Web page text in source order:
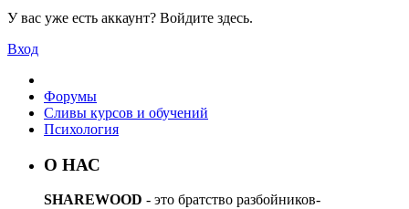
У вас уже есть аккаунт? Войдите здесь.
Вход
Форумы
Сливы курсов и обучений
Психология
О НАС
SHAREWOOD - это братство разбойников-